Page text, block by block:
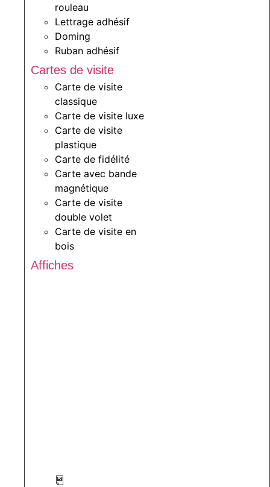
rouleau
Lettrage adhésif
Doming
Ruban adhésif
Cartes de visite
Carte de visite
classique
Carte de visite luxe
Carte de visite
plastique
Carte de fidélité
Carte avec bande
magnétique
Carte de visite
double volet
Carte de visite en
bois
Affiches